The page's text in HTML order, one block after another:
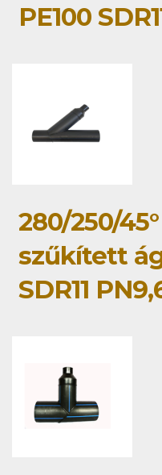
PE100
280/250/
szűkített
SDR11